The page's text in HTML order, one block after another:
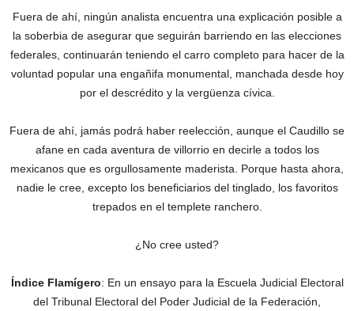
Fuera de ahí, ningún analista encuentra una explicación posible a
la soberbia de asegurar que seguirán barriendo en las elecciones
federales, continuarán teniendo el carro completo para hacer de la
voluntad popular una engañifa monumental, manchada desde hoy
por el descrédito y la vergüenza cívica.
Fuera de ahí, jamás podrá haber reelección, aunque el Caudillo se
afane en cada aventura de villorrio en decirle a todos los
mexicanos que es orgullosamente maderista. Porque hasta ahora,
nadie le cree, excepto los beneficiarios del tinglado, los favoritos
trepados en el templete ranchero.
¿No cree usted?
Índice Flamígero: En un ensayo para la Escuela Judicial Electoral
del Tribunal Electoral del Poder Judicial de la Federación,